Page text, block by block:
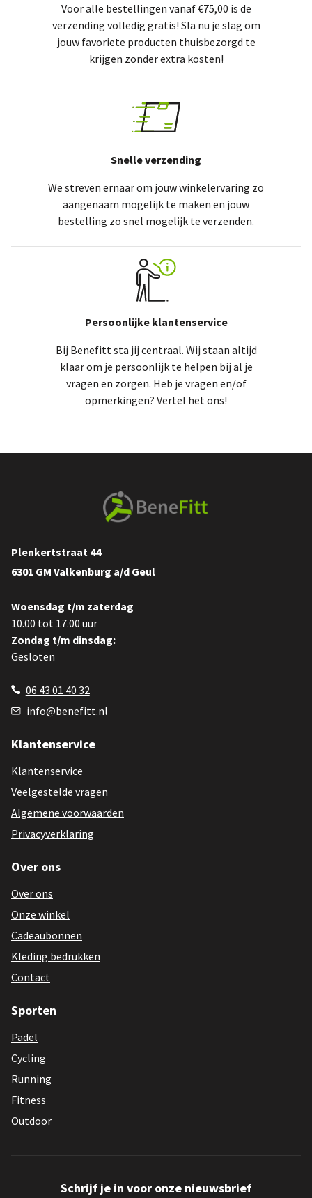
Voor alle bestellingen vanaf €75,00 is de
verzending volledig gratis! Sla nu je slag om
jouw favoriete producten thuisbezorgd te
krijgen zonder extra kosten!
Snelle verzending
We streven ernaar om jouw winkelervaring zo
aangenaam mogelijk te maken en jouw
bestelling zo snel mogelijk te verzenden.
Persoonlijke klantenservice
Bij Benefitt sta jij centraal. Wij staan altijd
klaar om je persoonlijk te helpen bij al je
vragen en zorgen. Heb je vragen en/of
opmerkingen? Vertel het ons!
Plenkertstraat 44
6301 GM Valkenburg a/d Geul
Woensdag t/m zaterdag
10.00 tot 17.00 uur
Zondag t/m dinsdag:
Gesloten
06 43 01 40 32
info@benefitt.nl
Klantenservice
Klantenservice
Veelgestelde vragen
Algemene voorwaarden
Privacyverklaring
Over ons
Over ons
Onze winkel
Cadeaubonnen
Kleding bedrukken
Contact
Sporten
Padel
Cycling
Running
Fitness
Outdoor
Schrijf je in voor onze nieuwsbrief